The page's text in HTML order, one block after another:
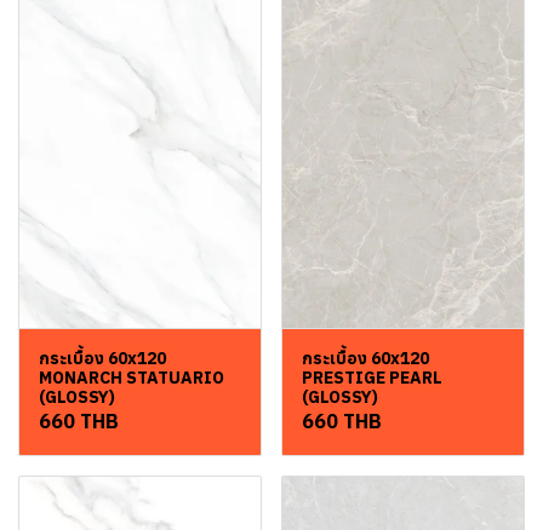
กระเบื้อง 60x120
MONARCH STATUARIO
(GLOSSY)
660 THB
กระเบื้อง 60x120
PRESTIGE PEARL
(GLOSSY)
660 THB